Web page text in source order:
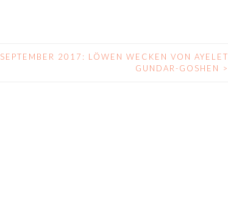
SEPTEMBER 2017: LÖWEN WECKEN VON AYELET
GUNDAR-GOSHEN >